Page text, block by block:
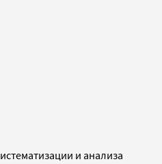
и анализа